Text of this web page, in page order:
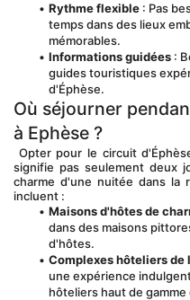
Rythme flexible : Pas
temps dans des lieux
mémorables.
Informations guidées :
guides touristiques
d'Éphèse.
Où séjourner
à Ephèse ?
signifie pas seulement deux
charme d'une nuitée dans la
incluent :
Maisons d'hôtes de
dans des maisons
d'hôtes.
Complexes hôteliers de
une expérience
hôteliers haut de